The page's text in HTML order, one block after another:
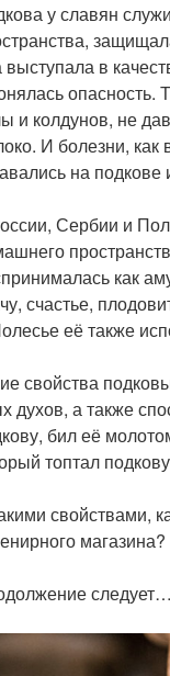
у славян
выступала в
опасность.
и колдунов, не
И болезни,
на
Сербии и
как
счастье,
её также
свойства
духов, а также
бил её
топтал
свойствами,
магазина?
следует…